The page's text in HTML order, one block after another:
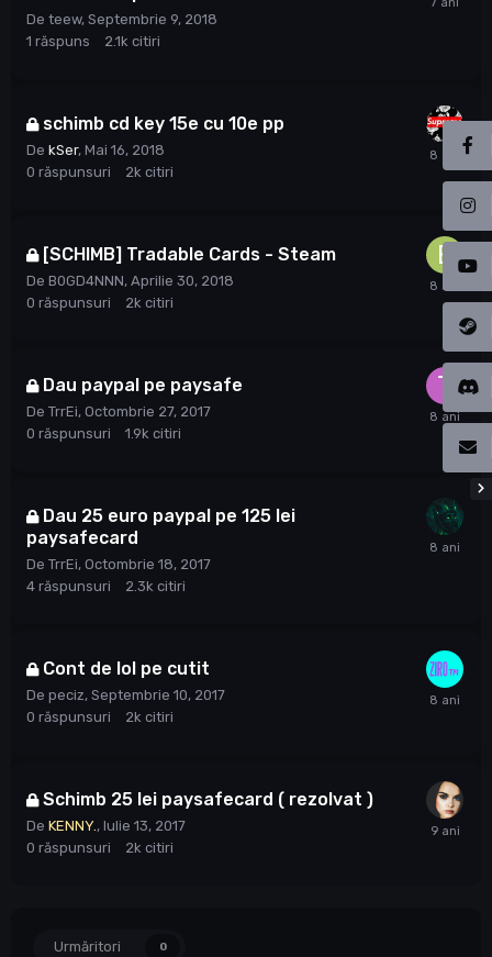
De teew, Septembrie 9, 2018
1 răspuns 2.1k citiri
schimb cd key 15e cu 10e pp
De kSer, Mai 16, 2018
0 răspunsuri 2k citiri
[SCHIMB] Tradable Cards - Steam
De B0GD4NNN, Aprilie 30, 2018
0 răspunsuri 2k citiri
Dau paypal pe paysafe
De TrrEi, Octombrie 27, 2017
0 răspunsuri 1.9k citiri
Dau 25 euro paypal pe 125 lei
paysafecard
De TrrEi, Octombrie 18, 2017
4 răspunsuri 2.3k citiri
Cont de lol pe cutit
De peciz, Septembrie 10, 2017
0 răspunsuri 2k citiri
Schimb 25 lei paysafecard ( rezolvat )
De KENNY., Iulie 13, 2017
0 răspunsuri 2k citiri
Urmăritori 0